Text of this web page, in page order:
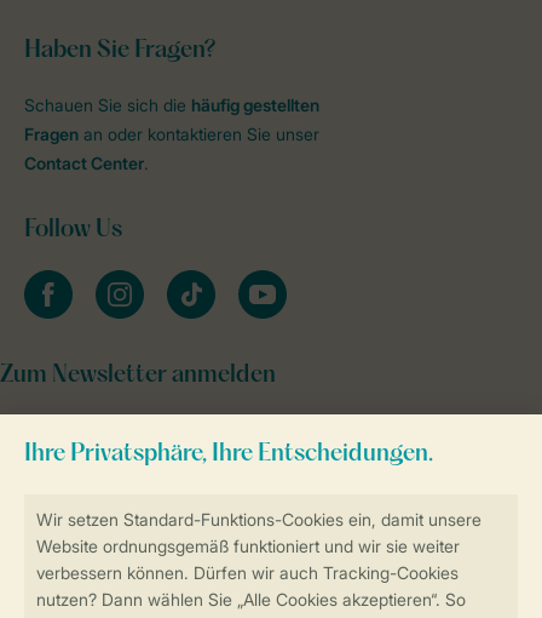
Sicher und schnell zur Online-Buchung
Haben Sie Fragen?
Schauen Sie sich die häufig gestellten
Fragen an oder kontaktieren Sie unser
Contact Center.
Follow Us
facebookinstagramtiktok youtube
Zum Newsletter anmelden